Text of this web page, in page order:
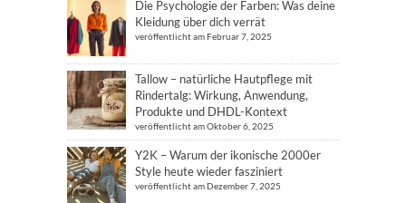
Die Psychologie der Farben: Was deine
Kleidung über dich verrät
veröffentlicht am Februar 7, 2025
Tallow – natürliche Hautpflege mit
Rindertalg: Wirkung, Anwendung,
Produkte und DHDL-Kontext
veröffentlicht am Oktober 6, 2025
Y2K – Warum der ikonische 2000er
Style heute wieder fasziniert
veröffentlicht am Dezember 7, 2025